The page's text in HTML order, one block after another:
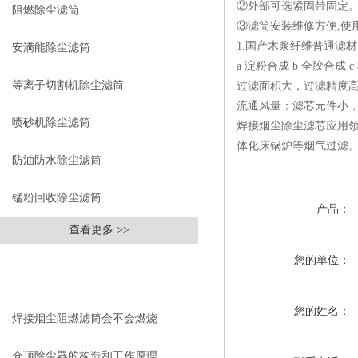
阻燃除尘滤筒
安满能除尘滤筒
等离子切割机除尘滤筒
喷砂机除尘滤筒
防油防水除尘滤筒
锰粉回收除尘滤筒
查看更多 >>
焊接烟尘阻燃滤筒会不会燃烧
②外部可选紧固带固定
③滤筒安装维修方便,使
1.国产木浆纤维普通滤
a 淀粉合成 b 全胶合成
过滤面积大，过滤精度
流通风量；滤芯元件小
焊接烟尘除尘滤芯应用
体化床锅炉等烟气过滤
产品：
您的单位：
您的姓名：